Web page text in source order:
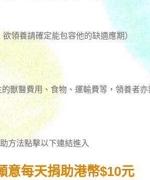
領養請確定能包容他的缺適應期）
獸醫費用、食物、運輸費等，領養者亦
方法點擊以下連結進入
意每天捐助港幣$10元